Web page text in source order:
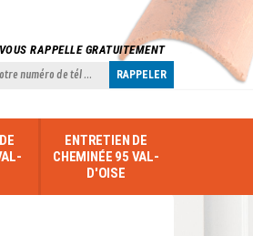
RAPPELLE GRATUITEMENT
ENTRETIEN DE
CHEMINÉE 95 VAL-
D'OISE